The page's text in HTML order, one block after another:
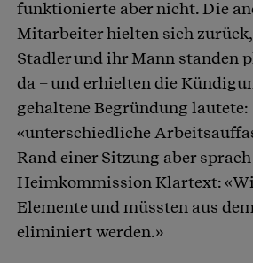
funktionierte aber nicht. Die
Mitarbeiter hielten sich
Stadler und ihr Mann standen
da – und erhielten die
gehaltene Begründung lautete:
«unterschiedliche
Rand einer Sitzung aber
Heimkommission Klartext:
Elemente und müssten aus
eliminiert werden.»